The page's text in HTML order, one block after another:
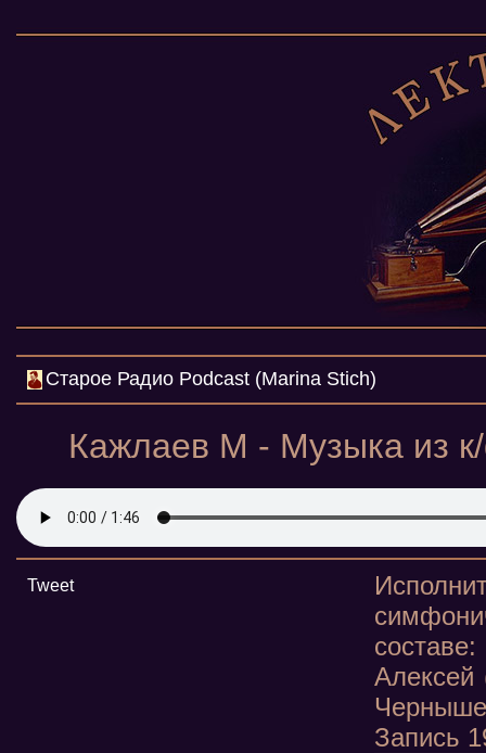
Cтарое Радио Podcast (Marina Stich)
Кажлаев М - Музыка из
Tweet
Алексей
Запись